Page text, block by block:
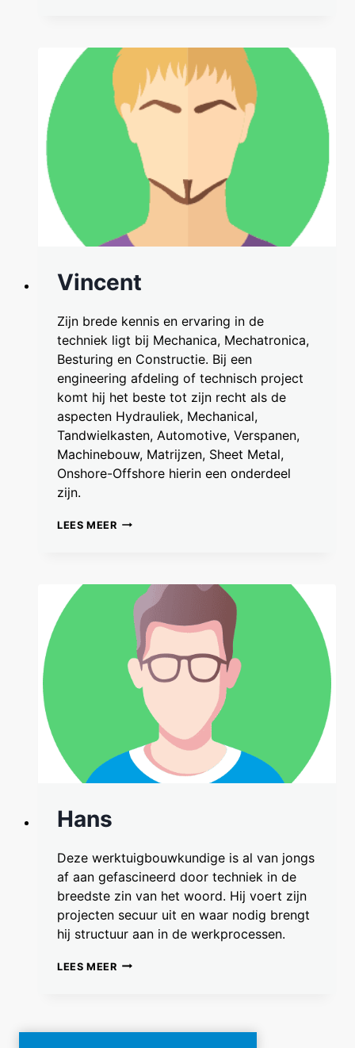
Vincent
Zijn brede kennis en ervaring in de
techniek ligt bij Mechanica, Mechatronica,
Besturing en Constructie. Bij een
engineering afdeling of technisch project
komt hij het beste tot zijn recht als de
aspecten Hydrauliek, Mechanical,
Tandwielkasten, Automotive, Verspanen,
Machinebouw, Matrijzen, Sheet Metal,
Onshore-Offshore hierin een onderdeel
zijn.
LEES MEERVINCENT
Hans
Deze werktuigbouwkundige is al van jongs
af aan gefascineerd door techniek in de
breedste zin van het woord. Hij voert zijn
projecten secuur uit en waar nodig brengt
hij structuur aan in de werkprocessen.
LEES MEERHANS